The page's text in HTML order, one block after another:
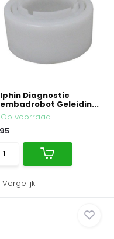
Diagnostic
Geleidin...
Vergelijk
Op voorraad